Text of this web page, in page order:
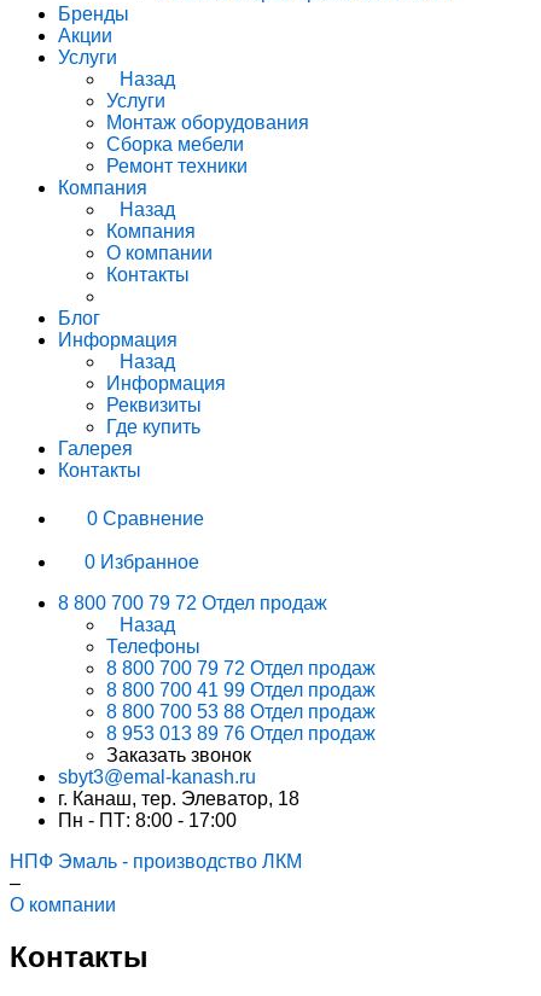
Бренды
Акции
Услуги
Назад
Услуги
Монтаж оборудования
Сборка мебели
Ремонт техники
Компания
Назад
Компания
О компании
Контакты
Блог
Информация
Назад
Информация
Реквизиты
Где купить
Галерея
Контакты
0 Сравнение
0 Избранное
8 800 700 79 72 Отдел продаж
Назад
Телефоны
8 800 700 79 72 Отдел продаж
8 800 700 41 99 Отдел продаж
8 800 700 53 88 Отдел продаж
8 953 013 89 76 Отдел продаж
Заказать звонок
sbyt3@emal-kanash.ru
г. Канаш, тер. Элеватор, 18
Пн - ПТ: 8:00 - 17:00
НПФ Эмаль - производство ЛКМ
–
О компании
Контакты